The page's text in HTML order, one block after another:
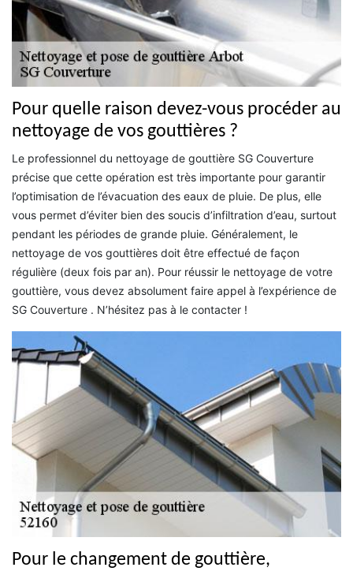
Pour quelle raison devez-vous procéder au
nettoyage de vos gouttières ?
Le professionnel du nettoyage de gouttière SG Couverture
précise que cette opération est très importante pour garantir
l’optimisation de l’évacuation des eaux de pluie. De plus, elle
vous permet d’éviter bien des soucis d’infiltration d’eau, surtout
pendant les périodes de grande pluie. Généralement, le
nettoyage de vos gouttières doit être effectué de façon
régulière (deux fois par an). Pour réussir le nettoyage de votre
gouttière, vous devez absolument faire appel à l’expérience de
SG Couverture . N’hésitez pas à le contacter !
Pour le changement de gouttière,